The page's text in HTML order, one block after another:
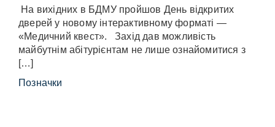
На вихідних в БДМУ пройшов День відкритих
дверей у новому інтерактивному форматі —
«Медичний квест». Захід дав можливість
майбутнім абітурієнтам не лише ознайомитися з
[…]
Позначки